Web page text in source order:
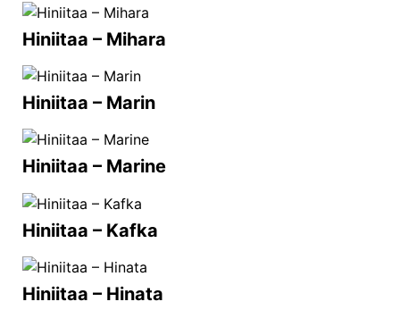
Hiniitaa – Mihara
Hiniitaa – Marin
Hiniitaa – Marine
Hiniitaa – Kafka
Hiniitaa – Hinata